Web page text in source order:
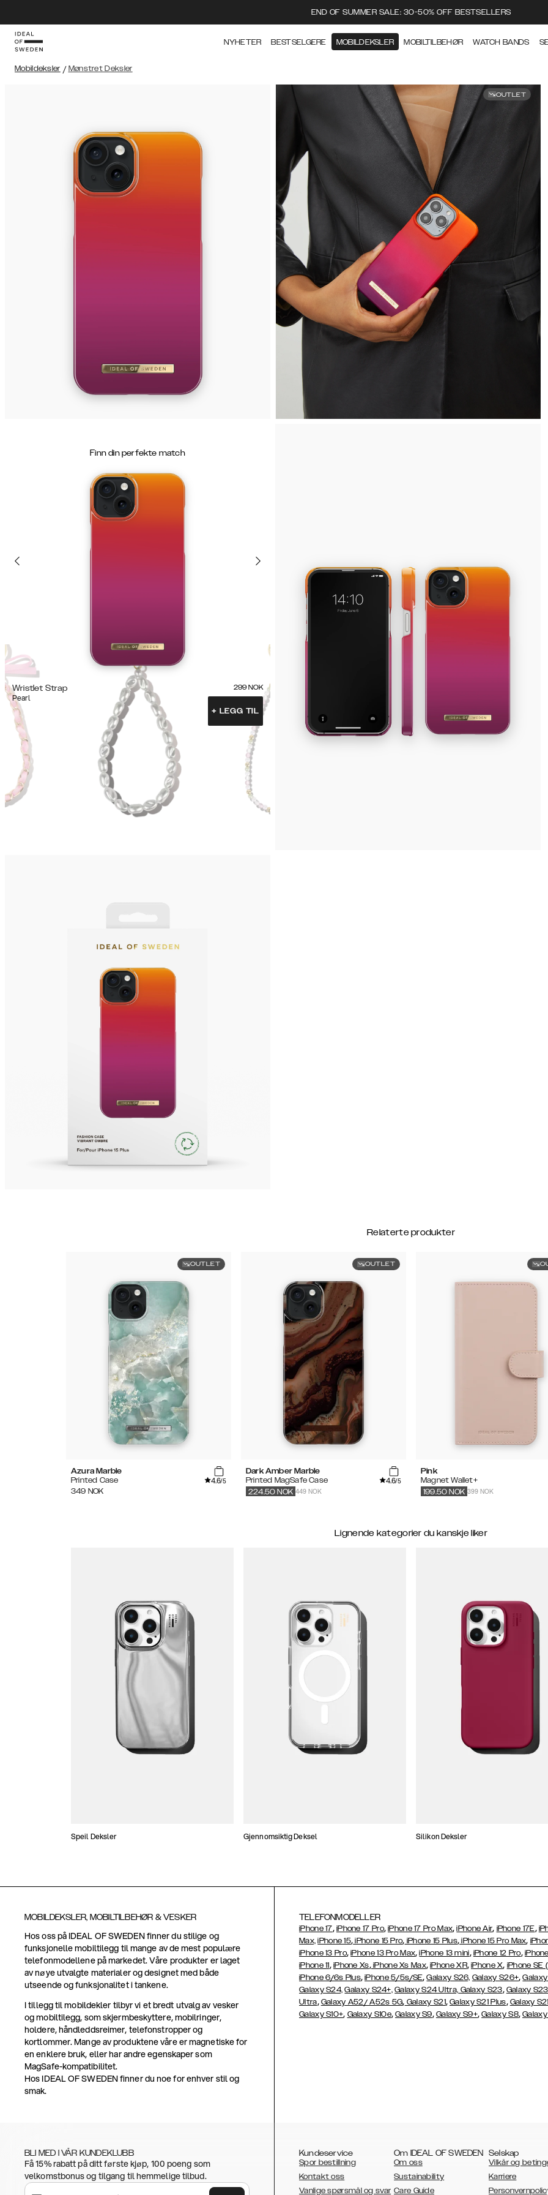
END OF SUMMER SALE: 30-50% OFF BESTSELLERS
NYHETER BESTSELGERE MOBILDEKSLER MOBILTILBEHØR WATCH BANDS
Mobildeksler / Mønstret Deksler
OUTLET
Finn din perfekte match
Wristlet Strap
Pearl
299 NOK
+ LEGG TIL
Relaterte produkter
OUTLET
Azura Marble
Printed Case
4.6/5
349 NOK
OUTLET
Dark Amber Marble
Printed MagSafe Case
4.6/5
449 NOK
224.50 NOK
Pink
Magnet Wallet+
399 NOK
199.50 NOK
Lignende kategorier du kanskje liker
Speil Deksler Gjennomsiktig Deksel Silikon Deksler
MOBILDEKSLER, MOBILTILBEHØR & VESKER
Hos oss på IDEAL OF SWEDEN finner du stilige og
funksjonelle mobiltilegg til mange av de mest populære
telefonmodellene på markedet. Våre produkter er laget
av nøye utvalgte materialer og designet med både
utseende og funksjonalitet i tankene.
I tillegg til mobildekler tilbyr vi et bredt utvalg av vesker
og mobiltilegg, som skjermbeskyttere, mobilringer,
holdere, håndleddsreimer, telefonstropper og
kortlommer. Mange av produktene våre er magnetiske for
en enklere bruk, eller har andre egenskaper som
MagSafe-kompatibilitet.
Hos IDEAL OF SWEDEN finner du noe for enhver stil og
smak.
TELEFONMODELLER
iPhone 17, iPhone 17 Pro,iPhone 17 Pro Max,iPhone Air, iPhone 17E,
Max, iPhone 15, iPhone 15 Pro, iPhone 15 Plus, iPhone 15 Pro Max,
iPhone 13 Pro,iPhone 13 Pro Max,iPhone 13 mini, iPhone 12 Pro,
iPhone 11, iPhone Xs,iPhone Xs Max,iPhone XR,iPhone X, iPhone SE
iPhone 6/6s Plus,iPhone 5/5s/SE,Galaxy S26, Galaxy S26+,
Galaxy S24, Galaxy S24+, Galaxy S24 Ultra, Galaxy S23, Galaxy
Ultra, Galaxy A52/ A52s 5G, Galaxy S21,Galaxy S21 Plus, Galaxy
Galaxy S10+, Galaxy S10e,Galaxy S9, Galaxy S9+,Galaxy S8,
BLI MED I VÅR KUNDEKLUBB
Få 15% rabatt på ditt første kjøp, 100 poeng som
velkomstbonus og tilgang til hemmelige tilbud.
Kundeservice
Spor bestillning
Kontakt oss
Vanlige spørsmål og svar
Om IDEAL OF SWEDEN
Om oss
Sustainability
Care Guide
Selskap
Vilkår og
Karriere